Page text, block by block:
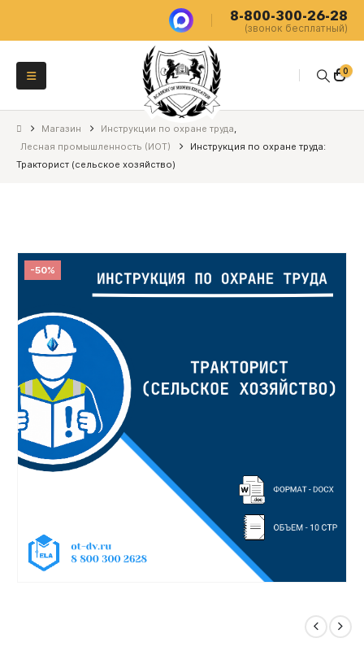
8-800-300-26-28
(звонок бесплатный)
0
Магазин Инструкции по охране труда,
Лесная промышленность (ИОТ)
Инструкция по охране труда:
Тракторист (сельское хозяйство)
-50%